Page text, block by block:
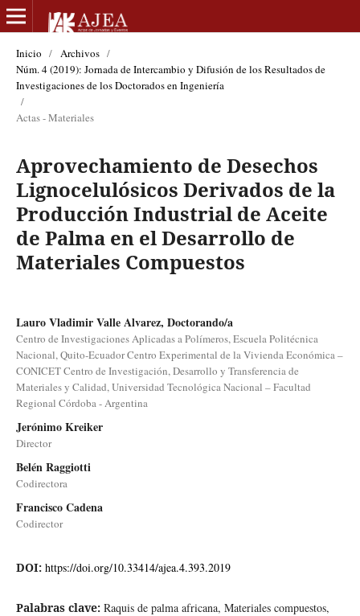
Inicio / Archivos /
Núm. 4 (2019): Jornada de Intercambio y Difusión de los Resultados de
Investigaciones de los Doctorados en Ingeniería
/
Actas - Materiales
Aprovechamiento de Desechos
Lignocelulósicos Derivados de la
Producción Industrial de Aceite
de Palma en el Desarrollo de
Materiales Compuestos
Lauro Vladimir Valle Alvarez, Doctorando/a
Centro de Investigaciones Aplicadas a Polímeros, Escuela Politécnica
Nacional, Quito-Ecuador Centro Experimental de la Vivienda Económica –
CONICET Centro de Investigación, Desarrollo y Transferencia de
Materiales y Calidad, Universidad Tecnológica Nacional – Facultad
Regional Córdoba - Argentina
Jerónimo Kreiker
Director
Belén Raggiotti
Codirectora
Francisco Cadena
Codirector
DOI: https://doi.org/10.33414/ajea.4.393.2019
Palabras clave: Raquis de palma africana, Materiales compuestos,